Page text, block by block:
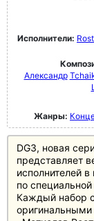
Исполнители:
Александр
Жанры:
DG3, новая
представляет
исполнителей
по
Каждый набор